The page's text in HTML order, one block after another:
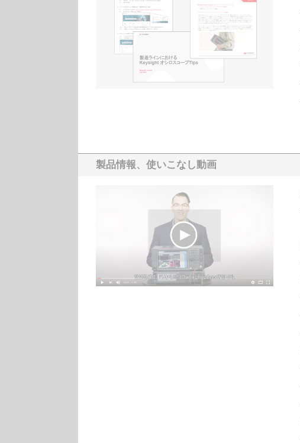
製品情報、使いこなし動画